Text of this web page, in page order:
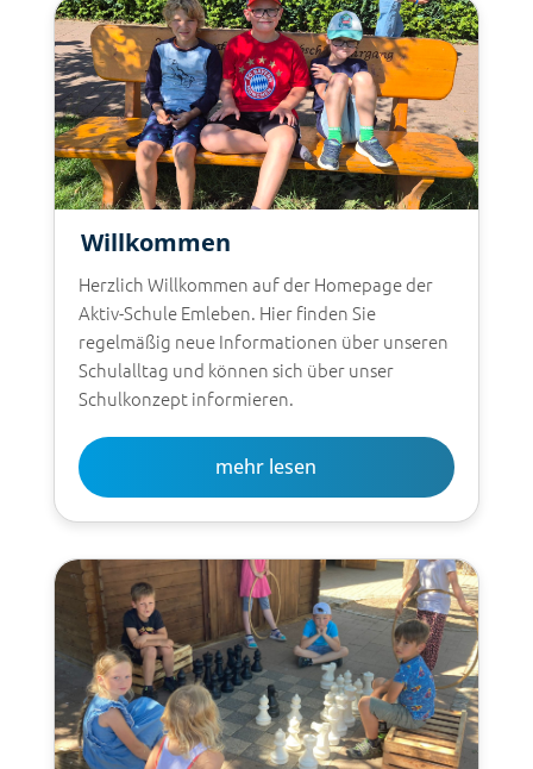
Willkommen
Herzlich Willkommen auf der Homepage der
Aktiv-Schule Emleben. Hier finden Sie
regelmäßig neue Informationen über unseren
Schulalltag und können sich über unser
Schulkonzept informieren.
mehr lesen